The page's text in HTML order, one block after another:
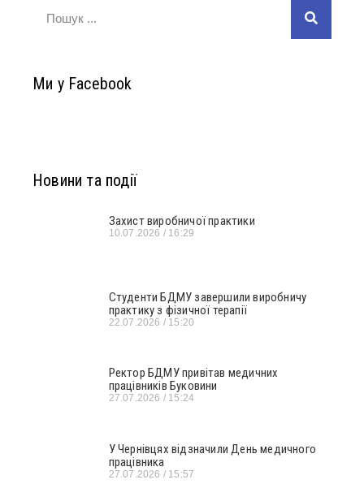
Ми у Facebook
Новини та події
Захист виробничої практики
10.07.2026 16:29
Студенти БДМУ завершили виробничу
практику з фізичної терапії
22.07.2026 15:20
Ректор БДМУ привітав медичних
працівників Буковини
27.07.2026 15:24
У Чернівцях відзначили День медичного
працівника
27.07.2026 15:57